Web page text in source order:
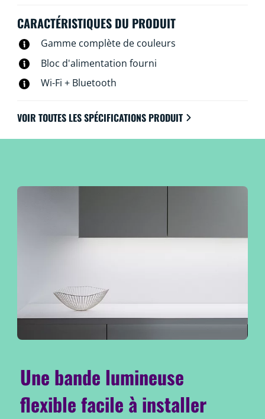
ou votre voix pour varier l'intensité lumineuse ou
installations Wi-Fi.
CARACTÉRISTIQUES DU PRODUIT
Gamme complète de couleurs
Bloc d'alimentation fourni
Wi-Fi + Bluetooth
VOIR TOUTES LES SPÉCIFICATIONS PRODUIT
Une bande lumineuse
flexible facile à installer